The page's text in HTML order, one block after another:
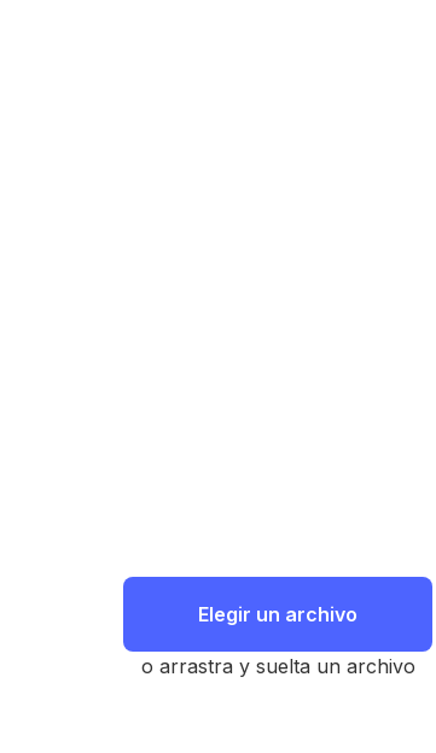
Elegir un archivo
o arrastra y suelta un archivo